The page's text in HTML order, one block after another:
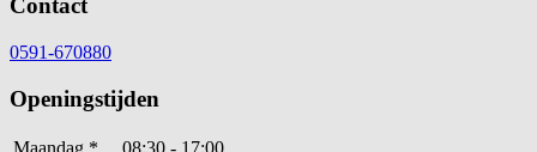
Contact
0591-670880
Openingstijden